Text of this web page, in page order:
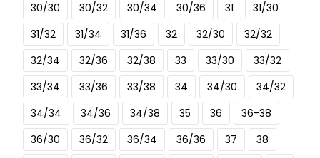
30/30
30/32 30/34 30/36 31
31/30
31/32
31/34 31/36 32 32/30
32/32
32/34
32/36 32/38 33 33/30
33/32
33/34
33/36 33/38 34 34/30
34/32
34/34
34/36 34/38 35 36
36-38
36/30
36/32 36/34 36/36 37
38